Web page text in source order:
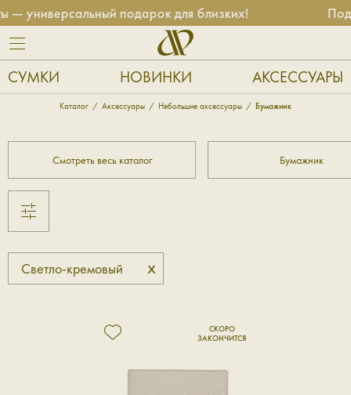
универсальный подарок для близких!
СУМКИ НОВИНКИ АКСЕССУАРЫ
Каталог Аксессуары Небольшие аксессуары Бумажник
Смотреть весь каталог Бумажник
Светло-кремовый x